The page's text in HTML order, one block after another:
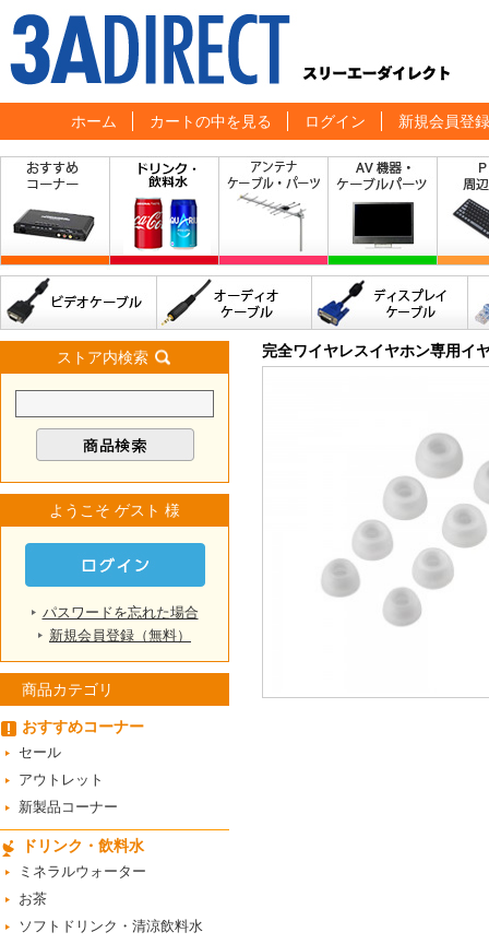
ホーム カートの中を見る ログイン 新規会員登録
ストア内検索
ようこそ ゲスト 様
パスワードを忘れた場合
新規会員登録（無料）
商品カテゴリ
おすすめコーナー
セール
アウトレット
新製品コーナー
ドリンク・飲料水
ミネラルウォーター
お茶
ソフトドリンク・清涼飲料水
完全ワイヤレスイヤホン専用